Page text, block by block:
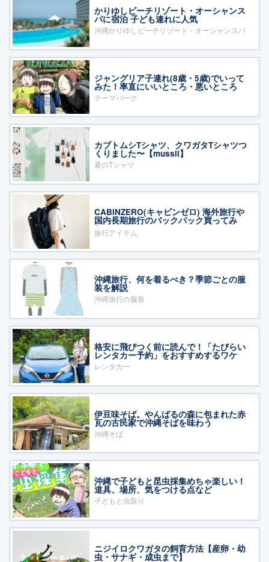
かりゆしビーチリゾート・オーシャンス
パに宿泊 子ども連れに人気
沖縄かりゆしビーチリゾート・オーシャンスパ
ジャングリア子連れ(8歳・5歳)でいって
みた！率直にいいところ・悪いところ
テーマパーク
カブトムシTシャツ、クワガタTシャツつ
くりました〜【mussii】
夏のTシャツ
CABINZERO(キャビンゼロ) 海外旅行や
国内長期旅行のバックパック買ってみ
た！
旅行アイテム
沖縄旅行、何を着るべき？季節ごとの服
装を解説
沖縄旅行の服装
格安に飛びつく前に読んで！「たびらい
レンタカー予約」をおすすめするワケ
レンタカー
伊豆味そば。やんばるの森に包まれた赤
瓦の古民家で沖縄そばを味わう
沖縄そば
沖縄で子どもと昆虫採集めちゃ楽しい！
道具、場所、気をつける点など
子どもと虫取り
ニジイロクワガタの飼育方法【産卵・幼
虫・サナギ・成虫まで】